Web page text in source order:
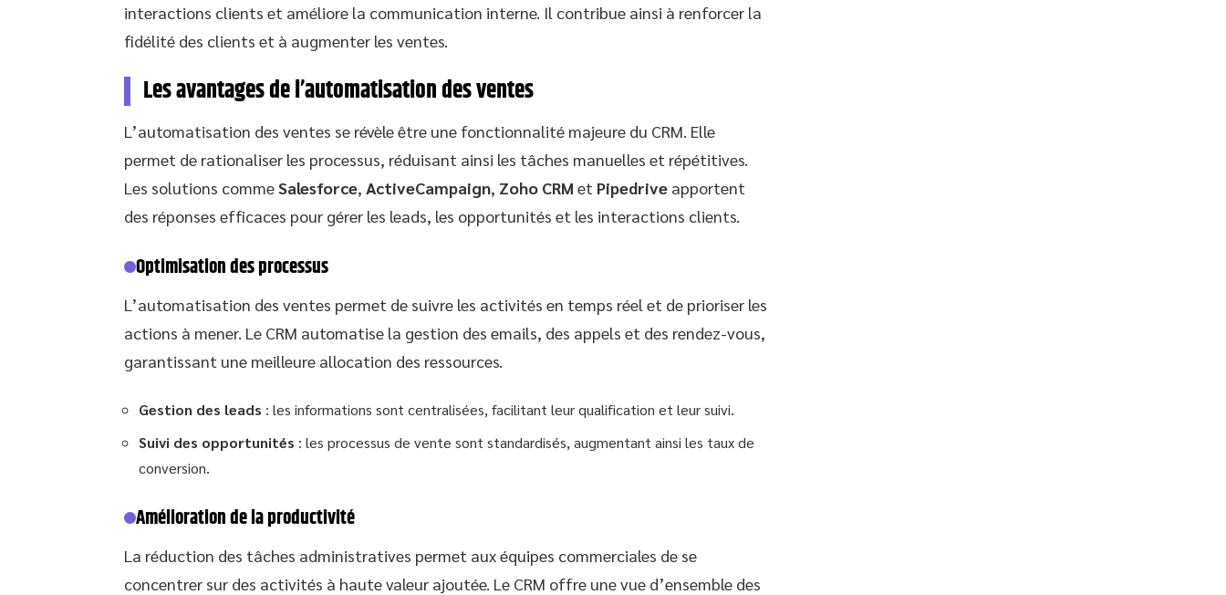
interactions clients et améliore la communication interne. Il contribue ainsi à renforcer la
fidélité des clients et à augmenter les ventes.
Les avantages de l’automatisation des ventes
L’automatisation des ventes se révèle être une fonctionnalité majeure du CRM. Elle
permet de rationaliser les processus, réduisant ainsi les tâches manuelles et répétitives.
Les solutions comme Salesforce, ActiveCampaign, Zoho CRM et Pipedrive apportent
des réponses efficaces pour gérer les leads, les opportunités et les interactions clients.
Optimisation des processus
L’automatisation des ventes permet de suivre les activités en temps réel et de prioriser les
actions à mener. Le CRM automatise la gestion des emails, des appels et des rendez-vous,
garantissant une meilleure allocation des ressources.
Gestion des leads : les informations sont centralisées, facilitant leur qualification et leur suivi.
Suivi des opportunités : les processus de vente sont standardisés, augmentant ainsi les taux de
conversion.
Amélioration de la productivité
La réduction des tâches administratives permet aux équipes commerciales de se
concentrer sur des activités à haute valeur ajoutée. Le CRM offre une vue d’ensemble des